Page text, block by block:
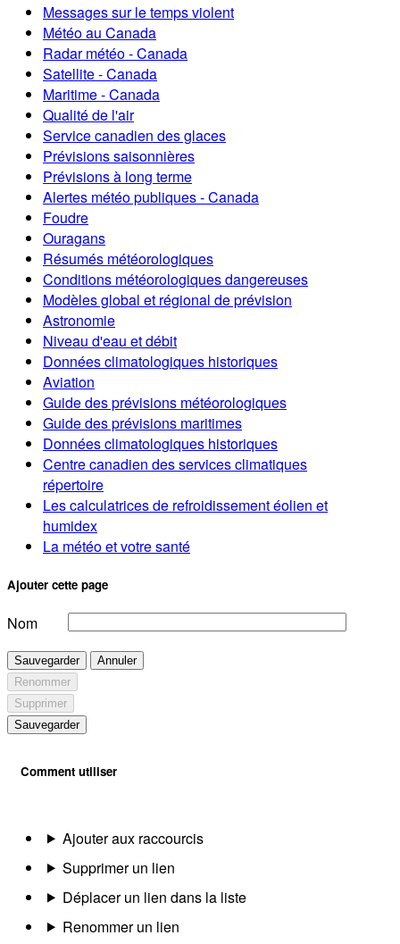
Messages sur le temps violent
Météo au Canada
Radar météo - Canada
Satellite - Canada
Maritime - Canada
Qualité de l'air
Service canadien des glaces
Prévisions saisonnières
Prévisions à long terme
Alertes météo publiques - Canada
Foudre
Ouragans
Résumés météorologiques
Conditions météorologiques dangereuses
Modèles global et régional de prévision
Astronomie
Niveau d'eau et débit
Données climatologiques historiques
Aviation
Guide des prévisions météorologiques
Guide des prévisions maritimes
Données climatologiques historiques
Centre canadien des services climatiques
répertoire
Les calculatrices de refroidissement éolien et
humidex
La météo et votre santé
Ajouter cette page
Nom
Sauvegarder
Annuler
Renommer
Supprimer
Sauvegarder
Comment utiliser
Ajouter aux raccourcis
Supprimer un lien
Déplacer un lien dans la liste
Renommer un lien